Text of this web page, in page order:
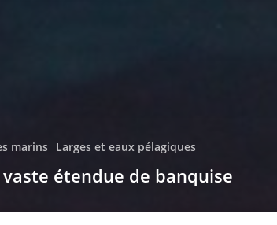
marins Larges et eaux pélagiques
vaste étendue de banquise